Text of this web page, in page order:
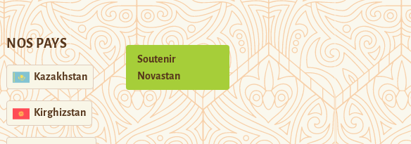
NOS PAYS
Kazakhstan
Kirghizstan
Soutenir
Novastan